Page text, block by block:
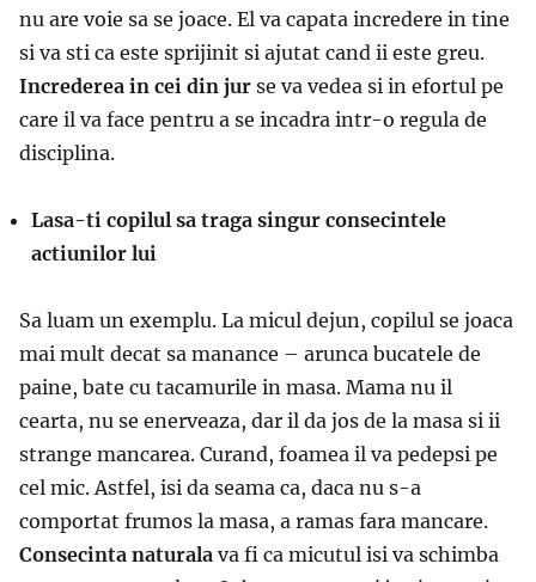
nu are voie sa se joace. El va capata incredere in tine
si va sti ca este sprijinit si ajutat cand ii este greu.
Increderea in cei din jur se va vedea si in efortul pe
care il va face pentru a se incadra intr-o regula de
disciplina.
Lasa-ti copilul sa traga singur consecintele
actiunilor lui
Sa luam un exemplu. La micul dejun, copilul se joaca
mai mult decat sa manance – arunca bucatele de
paine, bate cu tacamurile in masa. Mama nu il
cearta, nu se enerveaza, dar il da jos de la masa si ii
strange mancarea. Curand, foamea il va pedepsi pe
cel mic. Astfel, isi da seama ca, daca nu s-a
comportat frumos la masa, a ramas fara mancare.
Consecinta naturala va fi ca micutul isi va schimba